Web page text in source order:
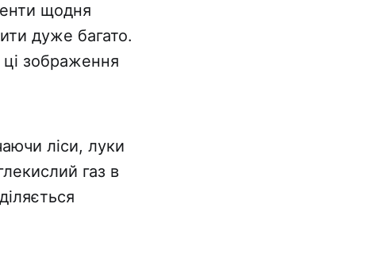
щодня
дуже багато.
зображення
ліси, луки
газ в